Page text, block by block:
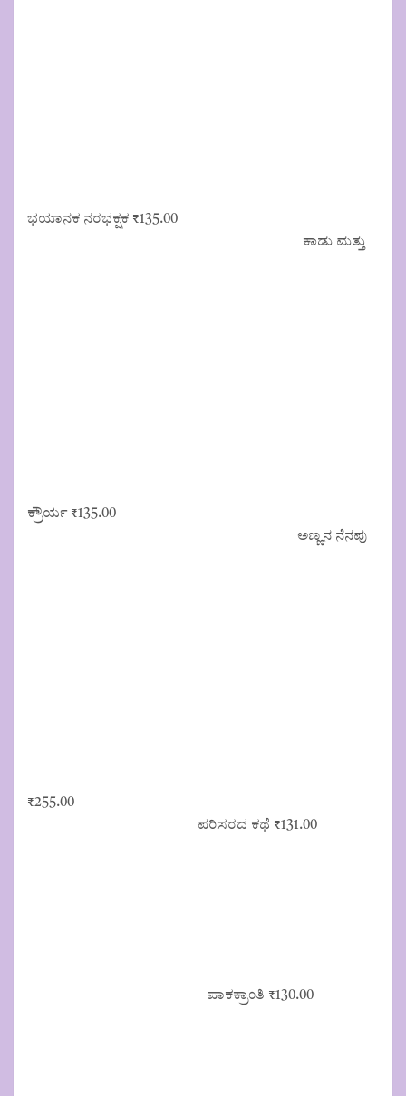
ಭಯಾನಕ ನರಭಕ್ಷಕ ₹135.00
ಕಾಡು ಮತ್ತು
ಕ್ರೌರ್ಯ ₹135.00
ಅಣ್ಣನ ನೆನಪು
₹255.00
ಪರಿಸರದ ಕಥೆ ₹131.00
ಪಾಕಕ್ರಾಂತಿ ₹130.00